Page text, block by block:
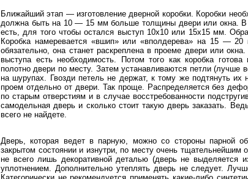
Ближайший этап — изготовление дверной коробки. Коробки
должна быть на 10 — 15 мм больше толщины двери или окна. В
есть, для того чтобы остался выступ 10x10 или 15х15 мм.
Коробка намеревается «вшип» или «вполдерева» на 15 —
обязательно, она станет раскреплена в проеме двери или
выступа есть необходимость. Потом того как коробка
полотно двери по месту. Затем устанавливаются петли (лучше
на шурупах. Гвозди петель не держат, к тому же подтянуть их
проем отдельно от двери. Так проще. Распределяется без
по старым отверстиям и в случае восстребованности
самодельная дверь и сколько стоит такую дверь заказать.
всего не найдете.
Дверь, которая ведет в парную, можно со стороны парной
закрытом состоянии и изнутри, по месту очень тщательнейшим
не всего лишь декоративной деталью (дверь не выделяется
уплотнением. Дополнительно утеплять дверь не следует.